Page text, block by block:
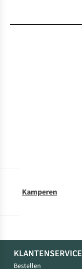
Kamperen
KLANTENSERVICE
Bestellen